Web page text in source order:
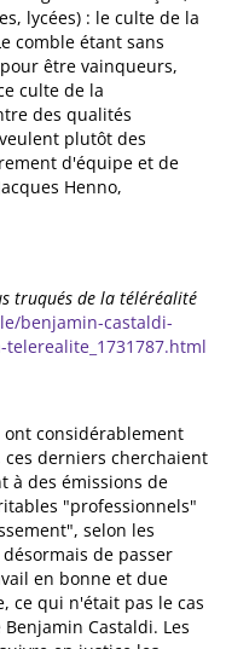
lycées) : le culte de la
comble étant sans
être vainqueurs,
culte de la
des qualités
plutôt des
d'équipe et de
Henno,
truqués de la téléréalité
benjamin-castaldi-
ont considérablement
ces derniers cherchaient
à des émissions de
"professionnels"
selon les
de passer
en bonne et due
ce qui n'était pas le cas
Castaldi. Les